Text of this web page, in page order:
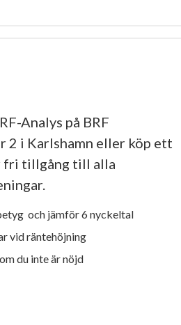
Analys på BRF
2 i Karlshamn eller köp ett
fri tillgång till alla
och jämför 6 nyckeltal
vid räntehöjning
du inte är nöjd